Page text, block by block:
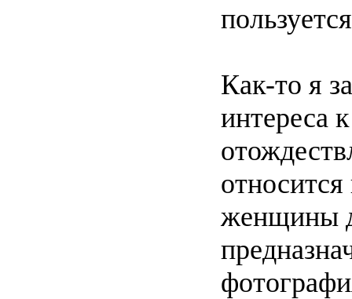
Как-то я
интереса
женщины